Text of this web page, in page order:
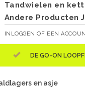
Tandwielen en
Andere Producten
INLOGGEN OF EEN
DE GO-ON
en asje